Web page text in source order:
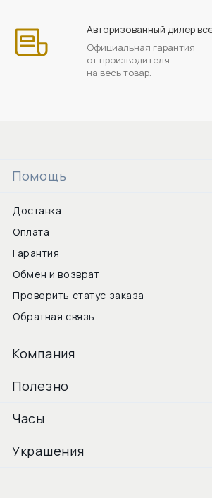
Авторизованный дилер
Официальная гарантия
от производителя
на весь товар.
Помощь
Доставка
Оплата
Гарантия
Обмен и возврат
Проверить статус заказа
Обратная связь
Компания
Полезно
Часы
Украшения